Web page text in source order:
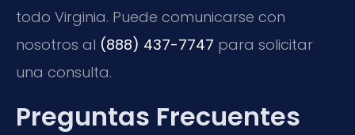
todo Virginia. Puede comunicarse con
nosotros al (888) 437-7747 para solicitar
una consulta.
Preguntas Frecuentes